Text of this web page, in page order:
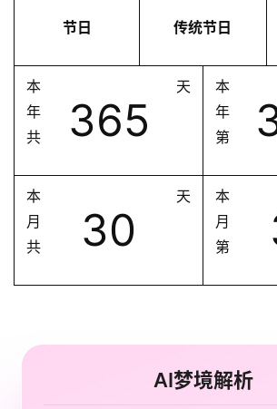
节日 传统节日
本
年
共
365
天
本
年
第
本
月
共
30
天
本
月
第
AI梦境解析